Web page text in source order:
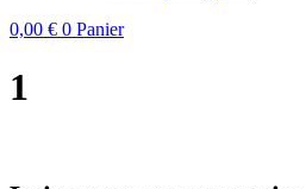
0,00 € 0 Panier
1